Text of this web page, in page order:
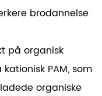
brodannelse
på organisk
PAM, som
organiske